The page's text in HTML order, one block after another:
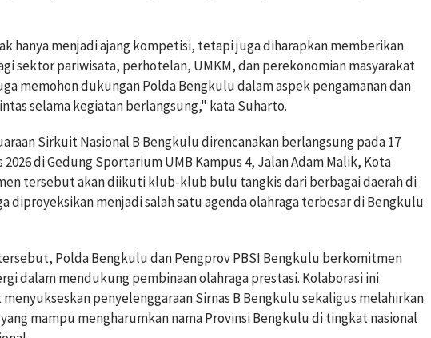
hanya menjadi ajang kompetisi, tetapi juga diharapkan memberikan
sektor pariwisata, perhotelan, UMKM, dan perekonomian masyarakat
memohon dukungan Polda Bengkulu dalam aspek pengamanan dan
selama kegiatan berlangsung," kata Suharto.
Sirkuit Nasional B Bengkulu direncanakan berlangsung pada 17
2026 di Gedung Sportarium UMB Kampus 4, Jalan Adam Malik, Kota
tersebut akan diikuti klub-klub bulu tangkis dari berbagai daerah di
diproyeksikan menjadi salah satu agenda olahraga terbesar di Bengkulu
Polda Bengkulu dan Pengprov PBSI Bengkulu berkomitmen
dalam mendukung pembinaan olahraga prestasi. Kolaborasi ini
penyelenggaraan Sirnas B Bengkulu sekaligus melahirkan
mampu mengharumkan nama Provinsi Bengkulu di tingkat nasional